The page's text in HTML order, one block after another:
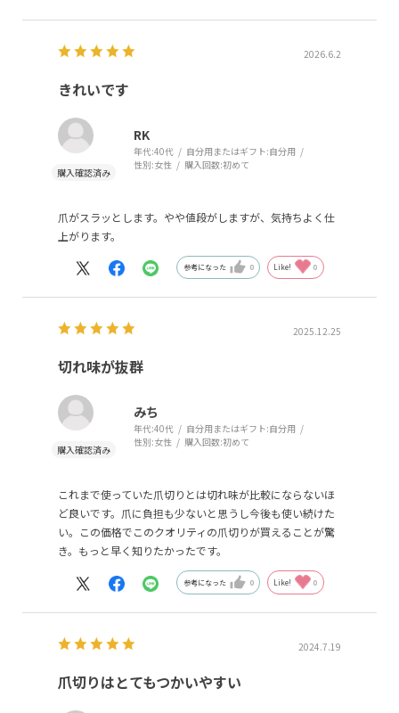
2026.6.2
きれいです
RK
年代:40代 自分用またはギフト:自分用
性別:女性 購入回数:初めて
爪がスラッとします。やや値段がしますが、気持ちよく仕
上がります。
参考になった 0 Like! 0
2025.12.25
切れ味が抜群
みち
年代:40代 自分用またはギフト:自分用
性別:女性 購入回数:初めて
これまで使っていた爪切りとは切れ味が比較にならないほ
ど良いです。爪に負担も少ないと思うし今後も使い続けた
い。この価格でこのクオリティの爪切りが買えることが驚
き。もっと早く知りたかったです。
参考になった 0 Like! 0
2024.7.19
爪切りはとてもつかいやすい